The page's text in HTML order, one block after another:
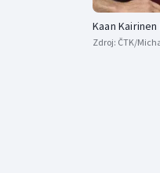
Kaan
Zdroj: ČTK/